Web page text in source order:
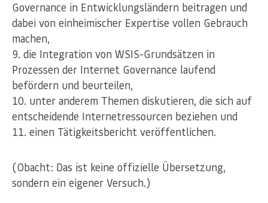
Governance in Entwicklungsländern beitragen und
dabei von einheimischer Expertise vollen Gebrauch
machen,
die Integration von WSIS-Grundsätzen in
Prozessen der Internet Governance laufend
befördern und beurteilen,
unter anderem Themen diskutieren, die sich auf
entscheidende Internetressourcen beziehen und
einen Tätigkeitsbericht veröffentlichen.
(Obacht: Das ist keine offizielle Übersetzung,
sondern ein eigener Versuch.)